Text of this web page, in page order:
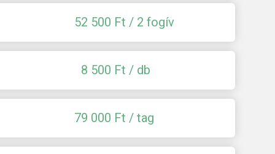
52 500 Ft / 2 fogív
8 500 Ft / db
79 000 Ft / tag